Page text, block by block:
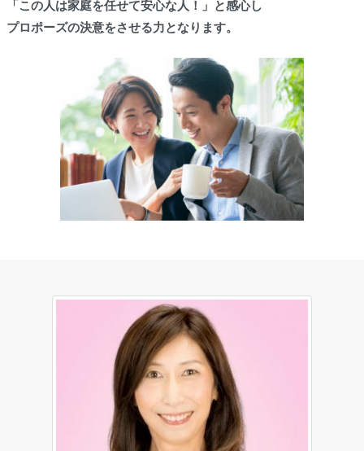
「この人は家庭を任せて安心な人！」と感心し
プロポーズの決意をさせる力となります。